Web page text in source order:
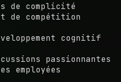
de complicité
de compétition
cognitif
passionnantes
employées